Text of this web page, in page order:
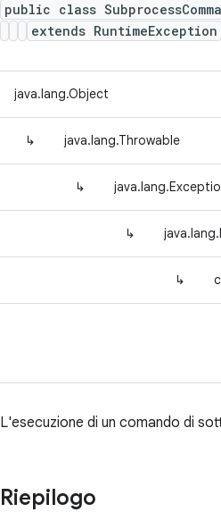
public class
extends RuntimeException
java.lang.Object
↳ java.lang.Throwable
↳
↳
↳
L'esecuzione di un comando di
Riepilogo